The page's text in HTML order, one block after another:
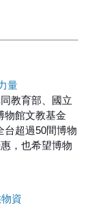
量
教育部、國立
物館文教基金
台超過50間博物
，也希望博物
資